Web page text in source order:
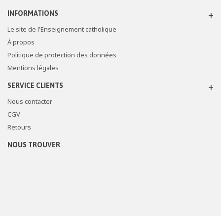
INFORMATIONS
Le site de l'Enseignement catholique
À propos
Politique de protection des données
Mentions légales
SERVICE CLIENTS
Nous contacter
CGV
Retours
NOUS TROUVER